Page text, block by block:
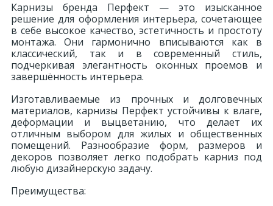
Карнизы бренда Перфект — это изысканное
решение для оформления интерьера, сочетающее
в себе высокое качество, эстетичность и простоту
монтажа. Они гармонично вписываются как в
классический, так и в современный стиль,
подчеркивая элегантность оконных проемов и
завершённость интерьера.
Изготавливаемые из прочных и долговечных
материалов, карнизы Перфект устойчивы к влаге,
деформации и выцветанию, что делает их
отличным выбором для жилых и общественных
помещений. Разнообразие форм, размеров и
декоров позволяет легко подобрать карниз под
любую дизайнерскую задачу.
Преимущества: